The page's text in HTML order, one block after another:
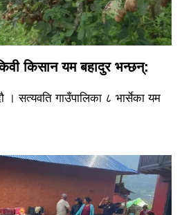
किसान यम बहादुर भन्छन्:
। सत्यवति गाउँपालिका ८ भार्सेका यम